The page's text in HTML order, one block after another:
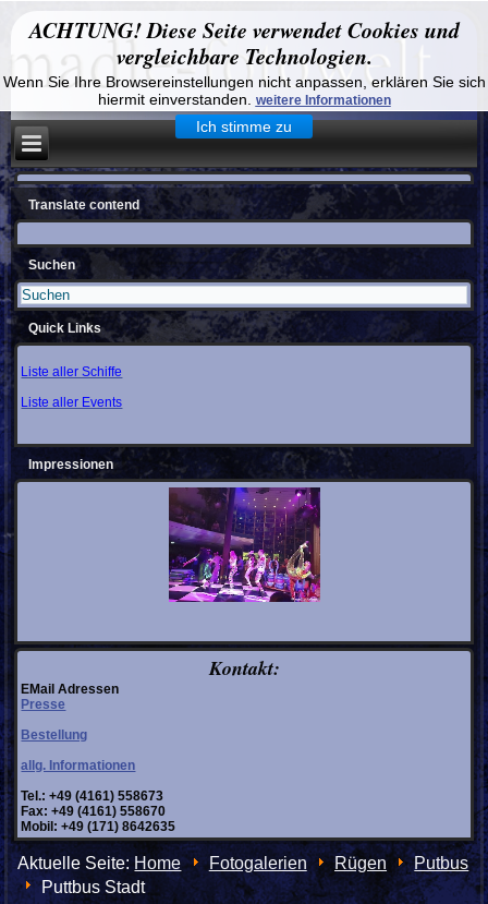
ACHTUNG! Diese Seite verwendet Cookies und
vergleichbare Technologien.
Wenn Sie Ihre Browsereinstellungen nicht anpassen, erklären Sie sich
hiermit einverstanden.
weitere Informationen
Ich stimme zu
Translate contend
Suchen
Quick Links
Liste aller Schiffe
Liste aller Events
Impressionen
Kontakt:
EMail Adressen
Presse
Bestellung
allg. Informationen
Tel.: +49 (4161) 558673
Fax: +49 (4161) 558670
Mobil: +49 (171) 8642635
Aktuelle Seite:Home Fotogalerien Rügen
Putbus
Puttbus Stadt